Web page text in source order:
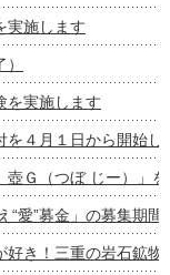
実施します
を実施します
を４月１日から開始し
Ｇ（つぼ じー）」
“愛”募金」の募集期
好き！三重の岩石鉱